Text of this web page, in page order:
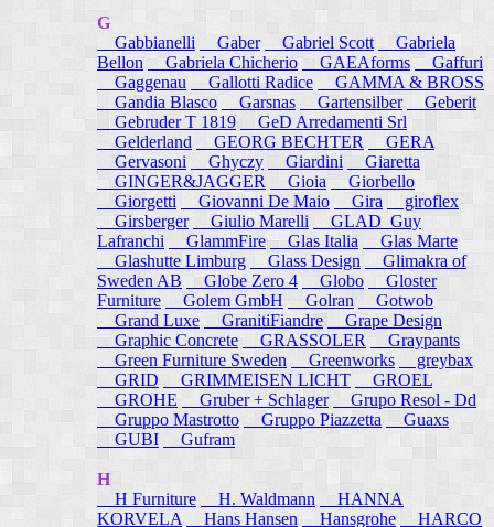
G
Gabbianelli
Gaber Gabriel Scott
Gabriela
Bellon
Gabriela Chicherio GAEAforms
Gaffuri
Gaggenau
Gallotti Radice
GAMMA & BROSS
Gandia Blasco
Garsnas Gartensilber
Geberit
Gebruder T 1819
GeD Arredamenti Srl
Gelderland
GEORG BECHTER
GERA
Gervasoni
Ghyczy Giardini
Giaretta
GINGER&JAGGER
Gioia
Giorbello
Giorgetti
Giovanni De Maio Gira
giroflex
Girsberger
Giulio Marelli
GLAD_Guy
Lafranchi
GlammFire Glas Italia
Glas Marte
Glashutte Limburg
Glass Design
Glimakra of
Sweden AB
Globe Zero 4 Globo
Gloster
Furniture
Golem GmbH Golran
Gotwob
Grand Luxe
GranitiFiandre
Grape Design
Graphic Concrete
GRASSOLER
Graypants
Green Furniture Sweden
Greenworks
greybax
GRID
GRIMMEISEN LICHT
GROEL
GROHE
Gruber + Schlager
Grupo Resol - Dd
Gruppo Mastrotto
Gruppo Piazzetta
Guaxs
GUBI
Gufram
H
H Furniture
H. Waldmann
HANNA
KORVELA
Hans Hansen Hansgrohe HARCO